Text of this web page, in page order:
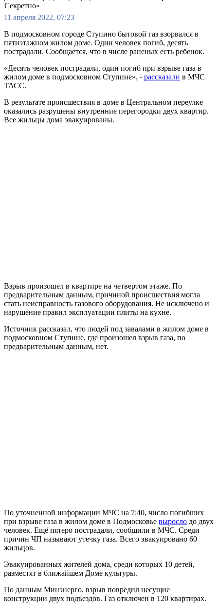
11 апреля 2022, 07:23
В подмосковном городе Ступино бытовой газ взорвался в
пятиэтажном жилом доме. Один человек погиб, десять
пострадали. Сообщается, что в числе раненых есть ребенок.
«Десять человек пострадали, один погиб при взрыве газа в
жилом доме в подмосковном Ступине», - рассказали в МЧС
ТАСС.
В результате происшествия в доме в Центральном переулке
оказались разрушены внутренние перегородки двух квартир.
Все жильцы дома эвакуированы.
Взрыв произошел в квартире на четвертом этаже. По
предварительным данным, причиной происшествия могла
стать неисправность газового оборудования. Не исключено и
нарушение правил эксплуатации плиты на кухне.
Источник рассказал, что людей под завалами в жилом доме в
подмосковном Cтупине, где произошел взрыв газа, по
предварительным данным, нет.
По уточненной информации МЧС на 7:40, число погибших
при взрыве газа в жилом доме в Подмосковье выросло до двух
человек. Ещё пятеро пострадали, сообщили в МЧС. Среди
причин ЧП называют утечку газа. Всего эвакуировано 60
жильцов.
Эвакуированных жителей дома, среди которых 10 детей,
разместят в ближайшем Доме культуры.
По данным Минэнерго, взрыв повредил несущие
конструкции двух подъездов. Газ отключен в 120 квартирах.